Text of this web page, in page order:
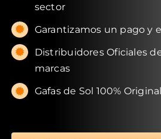
sector
Garantizamos un pago y
Distribuidores Oficiales
marcas
Gafas de Sol 100%